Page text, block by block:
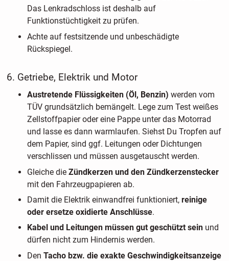
Das Lenkradschloss ist deshalb auf
Funktionstüchtigkeit zu prüfen.
Achte auf festsitzende und unbeschädigte
Rückspiegel.
6. Getriebe, Elektrik und Motor
Austretende Flüssigkeiten (Öl, Benzin) werden vom
TÜV grundsätzlich bemängelt. Lege zum Test weißes
Zellstoffpapier oder eine Pappe unter das Motorrad
und lasse es dann warmlaufen. Siehst Du Tropfen auf
dem Papier, sind ggf. Leitungen oder Dichtungen
verschlissen und müssen ausgetauscht werden.
Gleiche die Zündkerzen und den Zündkerzenstecker
mit den Fahrzeugpapieren ab.
Damit die Elektrik einwandfrei funktioniert, reinige
oder ersetze oxidierte Anschlüsse.
Kabel und Leitungen müssen gut geschützt seinund
dürfen nicht zum Hindernis werden.
Den Tacho bzw. die exakte Geschwindigkeitsanzeige